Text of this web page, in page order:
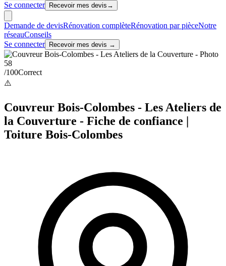
Se connecter
Recevoir mes devis →
Demande de devisRénovation complèteRénovation par pièceNotre
réseauConseils
Se connecter
Recevoir mes devis →
58
/100Correct
⚠️
Couvreur Bois-Colombes - Les Ateliers de
la Couverture - Fiche de confiance |
Toiture Bois-Colombes